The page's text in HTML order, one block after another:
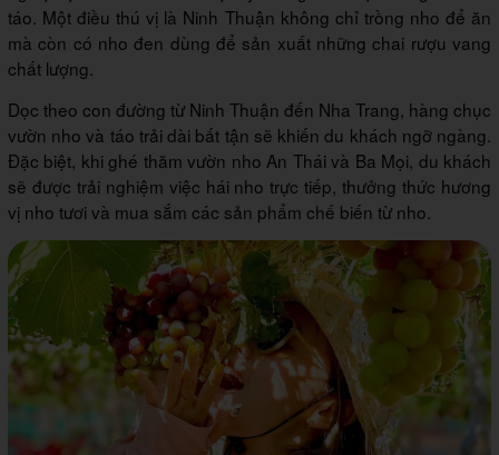
táo. Một điều thú vị là Ninh Thuận không chỉ trồng nho để ăn
mà còn có nho đen dùng để sản xuất những chai rượu vang
chất lượng.
Dọc theo con đường từ Ninh Thuận đến Nha Trang, hàng chục
vườn nho và táo trải dài bất tận sẽ khiến du khách ngỡ ngàng.
Đặc biệt, khi ghé thăm vườn nho An Thái và Ba Mọi, du khách
sẽ được trải nghiệm việc hái nho trực tiếp, thưởng thức hương
vị nho tươi và mua sắm các sản phẩm chế biến từ nho.